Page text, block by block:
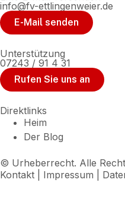
info@fv-ettlingenweier.de
E-Mail senden
Unterstützung
07243 / 91 4 31
Rufen Sie uns an
Direktlinks
Heim
Der Blog
© Urheberrecht. Alle
Kontakt
Impressum